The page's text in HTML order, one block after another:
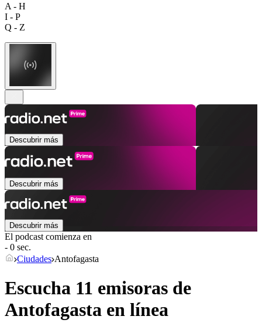
A - H
I - P
Q - Z
Descubrir más
Descubrir más
Descubrir más
El podcast comienza en
- 0 sec.
Ciudades Antofagasta
Escucha 11 emisoras de
Antofagasta en línea